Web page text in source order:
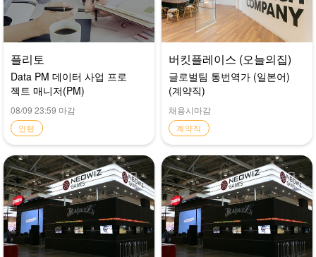
플리토
Data PM 데이터 사업 프로
젝트 매니저(PM)
08/09 23:59 마감
인턴
버킷플레이스 (오늘의집)
글로벌팀 통번역가 (일본어)
(계약직)
채용시마감
계약직